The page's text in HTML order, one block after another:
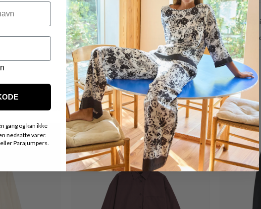
OBS.
Ikke alle vores varer på webshoppen, befinder sig
Kontakt din nærmeste forretning for ydeligere
FRA SAMME MÆRKE
gang og kan ikke
nedsatte varer.
Parajumpers.